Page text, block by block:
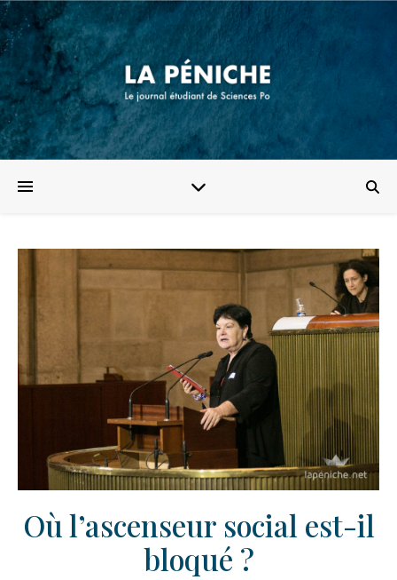
Où l’ascenseur social est-il
bloqué ?